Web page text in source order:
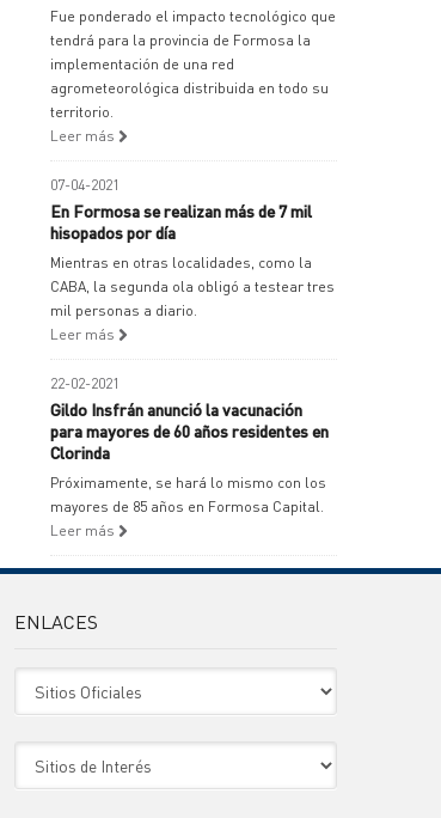
Fue ponderado el impacto tecnológico que
tendrá para la provincia de Formosa la
implementación de una red
agrometeorológica distribuida en todo su
territorio.
Leer más
07-04-2021
En Formosa se realizan más de 7 mil
hisopados por día
Mientras en otras localidades, como la
CABA, la segunda ola obligó a testear tres
mil personas a diario.
Leer más
22-02-2021
Gildo Insfrán anunció la vacunación
para mayores de 60 años residentes en
Clorinda
Próximamente, se hará lo mismo con los
mayores de 85 años en Formosa Capital.
Leer más
ENLACES